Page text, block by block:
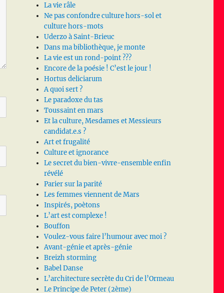
La vie râle
Ne pas confondre culture hors-sol et
culture hors-mots
Uderzo à Saint-Brieuc
Dans ma bibliothèque, je monte
La vie est un rond-point ???
Encore de la poésie ! C’est le jour !
Hortus deliciarum
A quoi sert ?
Le paradoxe du tas
Toussaint en mars
Et la culture, Mesdames et Messieurs
candidat.e.s ?
Art et frugalité
Culture et ignorance
Le secret du bien-vivre-ensemble enfin
révélé
Parier sur la parité
Les femmes viennent de Mars
Inspirés, poètons
L’art est complexe !
Bouffon
Voulez-vous faire l’humour avec moi ?
Avant-génie et après-génie
Breizh storming
Babel Danse
L’architecture secrète du Cri de l’Ormeau
Le Principe de Peter (2ème)